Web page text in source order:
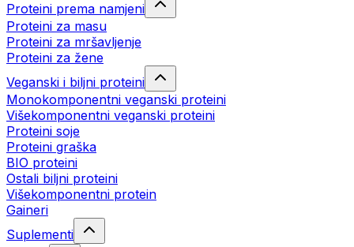
Proteini prema namjeni
Proteini za masu
Proteini za mršavljenje
Proteini za žene
Veganski i biljni proteini
Monokomponentni veganski proteini
Višekomponentni veganski proteini
Proteini soje
Proteini graška
BIO proteini
Ostali biljni proteini
Višekomponentni protein
Gaineri
Suplementi